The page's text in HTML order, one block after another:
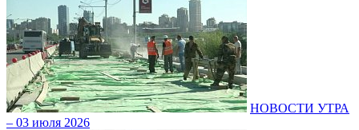
НОВОСТИ УТРА
– 03 июля 2026